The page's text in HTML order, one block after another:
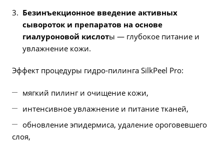
Безинъекционное введение активных
сывороток и препаратов на основе
гиалуроновой кислоты — глубокое питание и
увлажнение кожи.
Эффект процедуры гидро-пилинга SilkPeel Pro:
мягкий пилинг и очищение кожи,
интенсивное увлажнение и питание тканей,
обновление эпидермиса, удаление ороговевшего
слоя,